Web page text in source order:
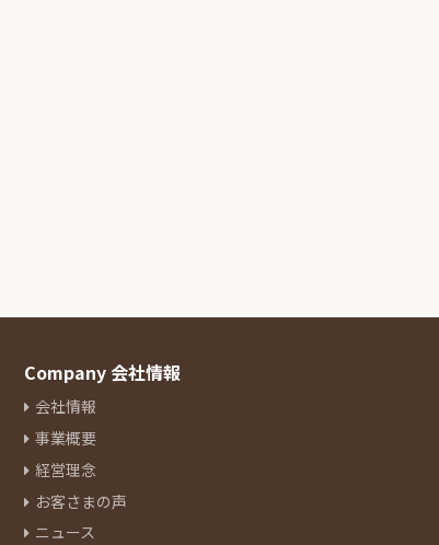
Company 会社情報
会社情報
事業概要
経営理念
お客さまの声
ニュース